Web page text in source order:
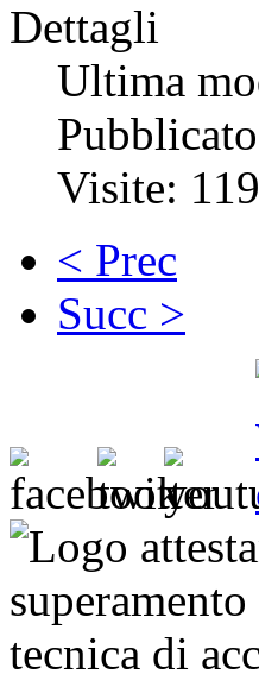
Dettagli
Ultima
Visite:
< Prec
Succ >